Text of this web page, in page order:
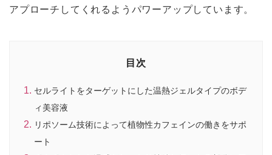
アプローチしてくれるようパワーアップしています。
目次
セルライトをターゲットにした温熱ジェルタイプのボデ
ィ美容液
リポソーム技術によって植物性カフェインの働きをサポ
ート